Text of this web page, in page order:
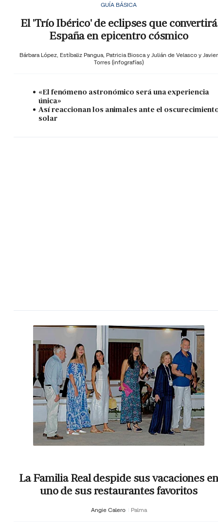
GUÍA BÁSICA
El 'Trío Ibérico' de eclipses que convertirá
España en epicentro cósmico
Bárbara López, Estíbaliz Pangua, Patricia Biosca y Julián de Velasco y Javier
Torres (infografías)
«El fenómeno astronómico será una experiencia
única»
Así reaccionan los animales ante el
solar
La Familia Real despide sus vacaciones en
uno de sus restaurantes favoritos
Angie Calero Palma